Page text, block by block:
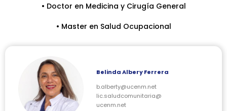
• Doctor en Medicina y Cirugía General
• Master en Salud Ocupacional
Belinda Albery Ferrera
b.alberty@ucenm.net
lic.saludcomunitaria@
ucenm.net